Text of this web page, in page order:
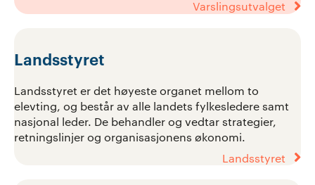
Varslingsutvalget
Landsstyret
Landsstyret er det høyeste organet mellom to
elevting, og består av alle landets fylkesledere samt
nasjonal leder. De behandler og vedtar strategier,
retningslinjer og organisasjonens økonomi.
Landsstyret